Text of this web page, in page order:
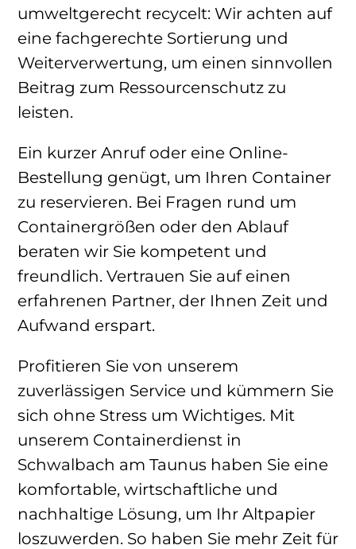
umweltgerecht recycelt: Wir achten auf
eine fachgerechte Sortierung und
Weiterverwertung, um einen sinnvollen
Beitrag zum Ressourcenschutz zu
leisten.
Ein kurzer Anruf oder eine Online-
Bestellung genügt, um Ihren Container
zu reservieren. Bei Fragen rund um
Containergrößen oder den Ablauf
beraten wir Sie kompetent und
freundlich. Vertrauen Sie auf einen
erfahrenen Partner, der Ihnen Zeit und
Aufwand erspart.
Profitieren Sie von unserem
zuverlässigen Service und kümmern Sie
sich ohne Stress um Wichtiges. Mit
unserem Containerdienst in
Schwalbach am Taunus haben Sie eine
komfortable, wirtschaftliche und
nachhaltige Lösung, um Ihr Altpapier
loszuwerden. So haben Sie mehr Zeit für